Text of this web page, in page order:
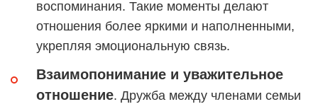
воспоминания. Такие моменты делают
отношения более яркими и наполненными,
укрепляя эмоциональную связь.
Взаимопонимание и уважительное
отношение. Дружба между членами семьи